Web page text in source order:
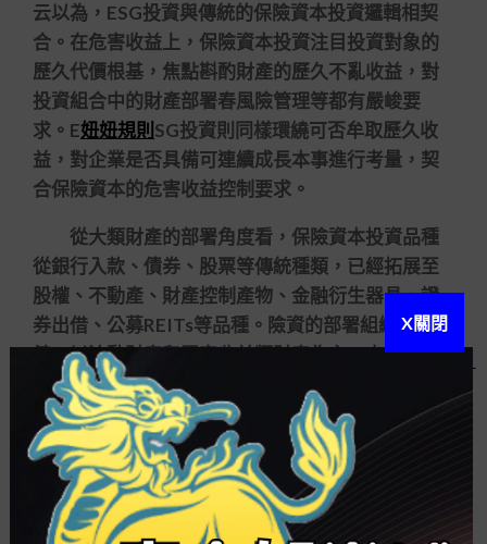
云以為，ESG投資與傳統的保險資本投資邏輯相契
合。在危害收益上，保險資本投資注目投資對象的
歷久代價根基，焦點斟酌財產的歷久不亂收益，對
投資組合中的財產部署春風險管理等都有嚴峻要
求。E妞妞規則 SG投資則同樣環繞可否牟取歷久收
益，對企業是否具備可連續成長本事進行考量，契
合保險資本的危害收益控制要求。
從大類財產的部署角度看，保險資本投資品種
從銀行入款、債券、股票等傳統種類，已經拓展至
股權、不動產、財產控制產物、金融衍生器具、證
券出借、公募REITs等品種。險資的部署組織相對穩
健，以流動財產和固定收益類財產為主，占比超七
成。
黃濤以為，從歷久來看，應恰當提高保險資本
股權投資的比例，但股權投資不光僅是二級市場股
票，更要獨特珍視區域基建項目、率領性行業基
金、新能源新質料行業成長中帶來的投資時機。保
X關閉